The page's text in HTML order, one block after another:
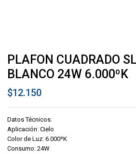
PLAFON CUADRADO
BLANCO 24W 6.000ºK
$12.150
Datos Técnicos:
Aplicación: Cielo
Color de Luz: 6.000ºK
Consumo: 24W